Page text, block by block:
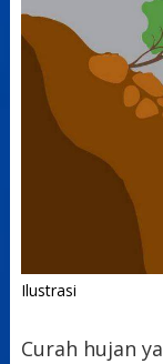
Ilustrasi
Curah hujan